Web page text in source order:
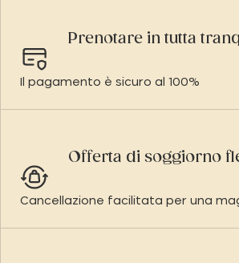
Prenotare in tutta
Il pagamento è sicuro al 100%
Offerta di soggiorno
Cancellazione facilitata per una